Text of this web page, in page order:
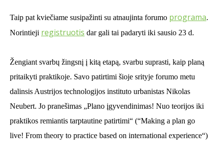
Taip pat kviečiame susipažinti su atnaujinta forumo programa.
Norintieji registruotis dar gali tai padaryti iki sausio 23 d.
Žengiant svarbų žingsnį į kitą etapą, svarbu suprasti, kaip planą
pritaikyti praktikoje. Savo patirtimi šioje srityje forumo metu
dalinsis Austrijos technologijos instituto urbanistas Nikolas
Neubert. Jo pranešimas „Plano įgyvendinimas! Nuo teorijos iki
praktikos remiantis tarptautine patirtimi“ (“Making a plan go
live! From theory to practice based on international experience“)